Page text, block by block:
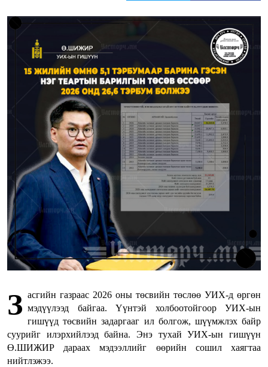
З асгийн газраас 2026 оны төсвийн төслөө УИХ-д өргөн
мэдүүлээд байгаа. Үүнтэй холбоотойгоор УИХ-ын
гишүүд төсвийн задаргааг ил болгож, шүүмжлэх байр
суурийг илэрхийлээд байна. Энэ тухай УИХ-ын гишүүн
Ө.ШИЖИР дараах мэдээллийг өөрийн сошил хаягтаа
нийтлэжээ.